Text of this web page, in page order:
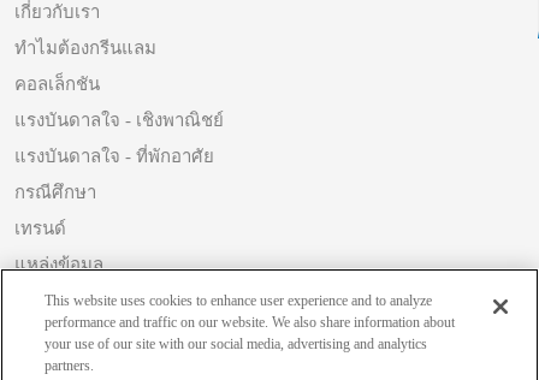
เกี่ยวกับเรา
ทำไมต้องกรีนแลม
คอลเล็กชัน
แรงบันดาลใจ - เชิงพาณิชย์
แรงบันดาลใจ - ที่พักอาศัย
กรณีศึกษา
เทรนด์
แหล่งข้อมูล
ความยั่งยืน
This website uses cookies to enhance user experience and to analyze
performance and traffic on our website. We also share information about
your use of our site with our social media, advertising and analytics
partners.